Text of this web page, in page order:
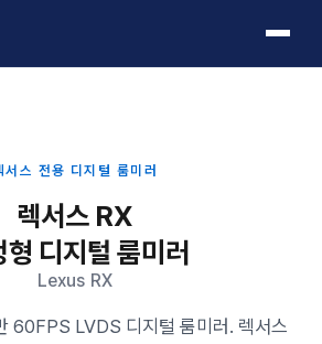
서스 전용 디지털 룸미러
렉서스 RX
형 디지털 룸미러
Lexus RX
60FPS LVDS 디지털 룸미러. 렉서스